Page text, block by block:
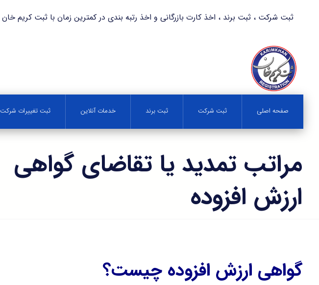
ثبت شرکت ، ثبت برند ، اخذ کارت بازرگانی و اخذ رتبه بندی در کمترین زمان با ثبت کریم خان برای مشاوره با
صفحه اصلی ثبت شرکت ثبت برند خدمات آنلاین ثبت تغییرات شرکت
مراتب تمدید یا تقاضای گواهی
ارزش افزوده
گواهی ارزش افزوده چیست؟